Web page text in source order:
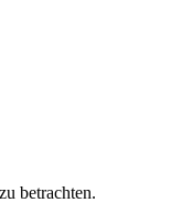
betrachten.